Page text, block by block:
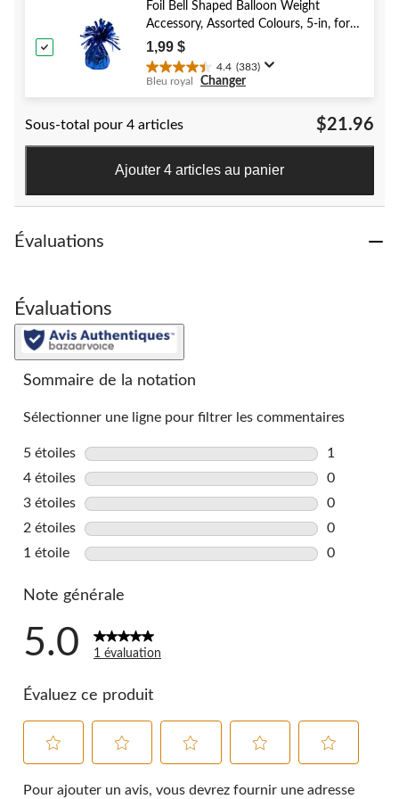
5.
40
évaluations
Foil Bell Shaped Balloon Weight
Accessory, Assorted Colours, 5-in, for
Birthday/Anniversary/Graduation/New
Year's Eve
1,99 $
4.4 (383)
4.4
étoile(s)
5.
Bleu royal Changer
Sous-total pour 4 articles $21.96
Ajouter 4 articles au panier
Évaluations
Évaluations
Sommaire de la notation
Sélectionner une ligne pour filtrer les commentaires
5 étoiles étoiles
1
1
4 étoiles étoiles
0
0
3 étoiles étoiles
0
0
2 étoiles étoiles
0
0
1 étoile étoiles
0
Note générale
5.0 1 évaluation
Évaluez ce produit
pour
pour
pour
pour
pour
Pour ajouter un avis, vous devrez fournir une adresse